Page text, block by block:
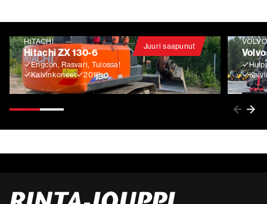
Juuri saapunut
HITACHI
Hitachi ZX 130-6
Engcon, Rasvari, Tulossa!
Kaivinkoneet
2019
VOLVO
Volvo